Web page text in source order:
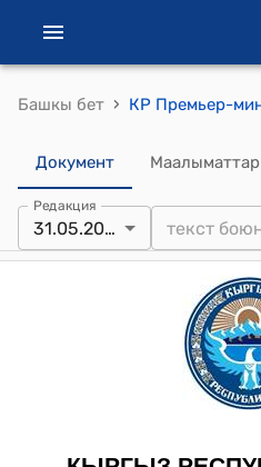
Башкы бет ›
Документ Маалыматтар
Редакция
31.05.2013